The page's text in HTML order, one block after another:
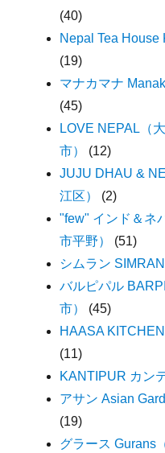
(40)
Nepal Tea House
(19)
マナカマナ
(45)
LOVE NEPAL（
市）
(12)
JUJU DHAU &
江区）
(2)
"few" インド＆ネ
市平野）
(51)
シムラン SIMRAN
バルピパル
市）
(45)
HAASA
(11)
KANTIPUR カン
アサン Asian
(19)
グラース Gurans